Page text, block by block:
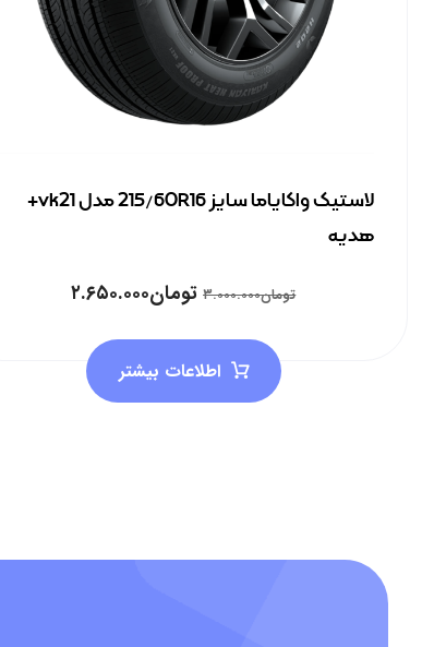
لاستیک واکایاما سایز 215/60R16 مدل vk21+
هدیه
تومان۳.۰۰۰.۰۰۰ تومان۲.۶۵۰.۰۰۰
اطلاعات بیشتر